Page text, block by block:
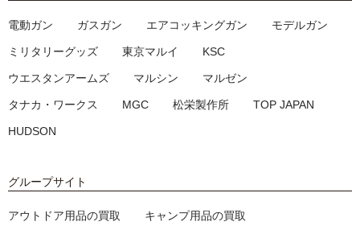
電動ガン ガスガン エアコッキングガン モデルガン
ミリタリーグッズ 東京マルイ KSC
ウエスタンアームズ マルシン マルゼン
タナカ・ワークス MGC 松栄製作所 TOP JAPAN
HUDSON
グループサイト
アウトドア用品の買取 キャンプ用品の買取